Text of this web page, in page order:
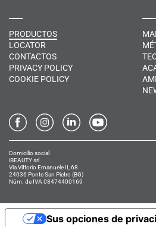
PRODUCTOS
LOCATOR
CONTACTOS
PRIVACY POLICY
COOKIE POLICY
Domicilio social
iBEAUTY srl
Via Vittorio Emanuele II, 68
24036 Ponte San Pietro (BG)
Núm. de IVA 03474400169
Sus opciones de